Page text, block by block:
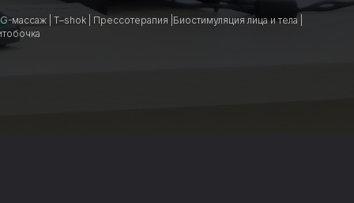
массаж | T–shok | Прессотерапия |Биостимуляция лица и тела |